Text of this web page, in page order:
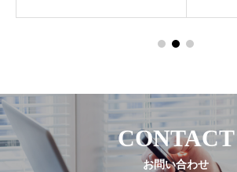
CONTACT
お問い合わせ